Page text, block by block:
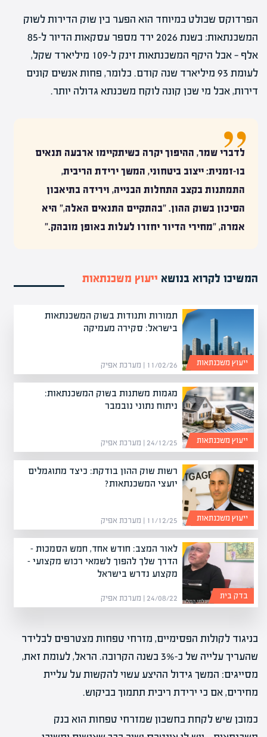
הפרדוקס שבולט במיוחד הוא הפער בין שוק הדירות לשוק
המשכנתאות: בשנת 2026 ירד מספר עסקאות הדיור ל-85
אלף — אבל היקף המשכנתאות זינק ל-109 מיליארד שקל,
לעומת 93 מיליארד שנה קודם. כלומר, פחות אנשים קונים
דירות, אבל מי שכן קונה לוקח משכנתא גדולה יותר.
לדברי שמר, ההיפוך יקרה כשיתקיימו ארבעה תנאים
בו-זמנית: ייצוב ביטחוני, המשך ירידת הריבית,
התמתנות בקצב התחלות הבנייה, וירידה בתיאבון
הסיכון בשוק ההון. "בהתקיים התנאים האלה," היא
אמרה, "מחירי הדיור יחזרו לעלות באופן מובהק."
המשיכו לקרוא בנושא ייעוץ משכנתאות
תמורות ותנודות בשוק המשכנתאות
בישראל: סקירה מעמיקה
11/02/26 | מערכת אפיק ייעוץ משכנתאות
מגמות משתנות בשוק המשכנתאות:
ניתוח נתוני נובמבר
24/12/25 | מערכת אפיק ייעוץ משכנתאות
רשות שוק ההון בודקת: כיצד מתוגמלים
יועצי המשכנתאות?
11/12/25 | מערכת אפיק ייעוץ משכנתאות
לאור המצב: חודש אחד, חמש הסמכות –
הדרך שלך להפוך לשמאי רכוש מקצועי –
מקצוע נדרש בישראל
24/08/22 | מערכת אפיק בדק בית
בניגוד לקולות הפסימיים, מזרחי טפחות מצטרפים לבלידר
שהעריך עלייה של כ-3% בשנה הקרובה. הראל, לעומת זאת,
מסייגים: המשך גידול ההיצע עשוי להקשות על עליית
מחירים, אם כי ירידת ריבית תתמוך בביקוש.
כמובן שיש לקחת בחשבון שמזרחי טפחות הוא בנק